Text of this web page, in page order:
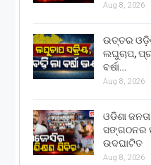
Aug 8, 2026
ଉତ୍ତର
ଲଘୁଚାପ,
ବର୍ଷା…
Aug 8, 2026
ଓଡିଶା
ସଙ୍ଗଠନର
ଉଦଘାଟିତ
Aug 8, 2026